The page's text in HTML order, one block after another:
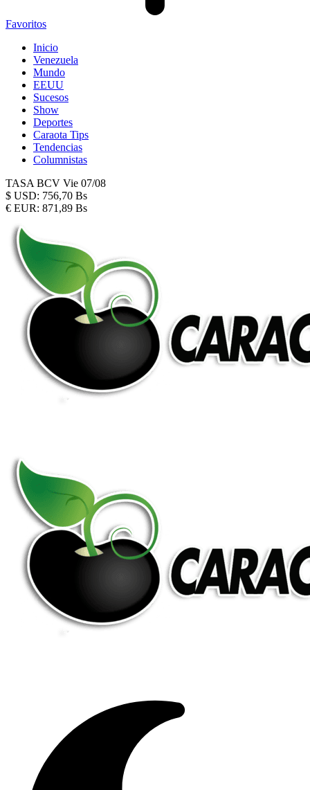
Favoritos
Inicio
Venezuela
Mundo
EEUU
Sucesos
Show
Deportes
Caraota Tips
Tendencias
Columnistas
TASA BCV Vie 07/08
$ USD: 756,70 Bs
€ EUR: 871,89 Bs